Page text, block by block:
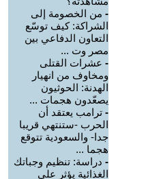
- من الخصومة إلى
الشراكة: كيف توسّع
التعاون الدفاعي بين
مصر وت ...
- عشرات القتلى
ومخاوف من انهيار
الهدنة: الحوثيون
يصعّدون هجمات ...
- ترامب يعتقد أن
الحرب -ستنتهي قريبا
جدا- والسعودية تتوقع
هجما ...
- دراسة: تنظيم وجباتك
الغذائية يؤثر على